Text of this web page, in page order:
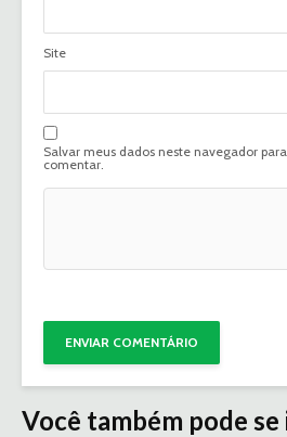
Site
Salvar meus dados neste navegador
comentar.
Você também pode